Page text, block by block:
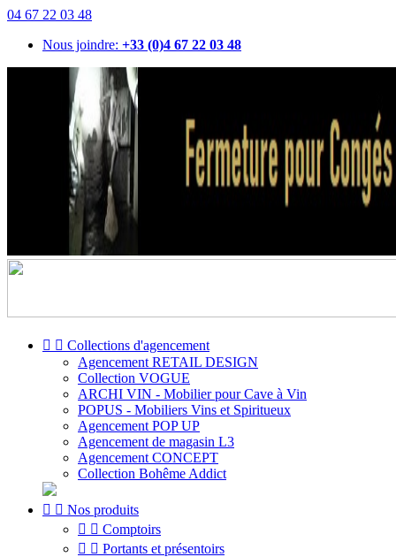
04 67 22 03 48
Nous joindre: +33 (0)4 67 22 03 48
  Collections d'agencement
Agencement RETAIL DESIGN
Collection VOGUE
ARCHI VIN - Mobilier pour Cave à Vin
POPUS - Mobiliers Vins et Spiritueux
Agencement POP UP
Agencement de magasin L3
Agencement CONCEPT
Collection Bohême Addict
  Nos produits
  Comptoirs
  Portants et présentoirs